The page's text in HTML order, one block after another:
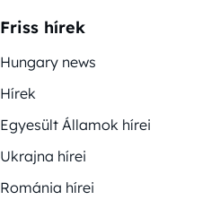
Friss hírek
Hungary news
Hírek
Egyesült Államok hírei
Ukrajna hírei
Románia hírei